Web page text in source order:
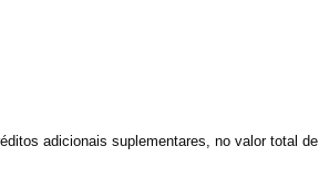
adicionais suplementares no valor total de